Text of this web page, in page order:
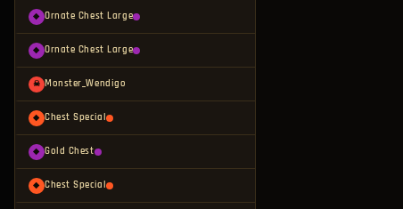
◆ Ornate Chest Large
◆ Ornate Chest Large
☠ Monster_Wendigo
◆ Chest Special
◆ Gold Chest
◆ Chest Special